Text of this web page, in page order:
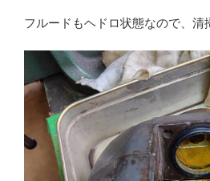
フルードもヘドロ状態なので、清